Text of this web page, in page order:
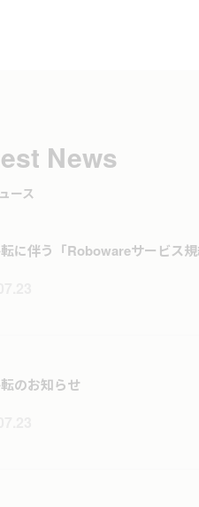
News
ース
に伴う「Robowareサービス
のお知らせ